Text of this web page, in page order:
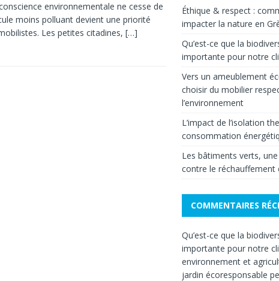
environnementale ne cesse de
moins polluant devient une priorité
Les petites citadines, […]
Éthique & respect :
impacter la nature en
Qu’est-ce que la
importante pour notre
Vers un ameublement
choisir du mobilier
l’environnement
L’impact de l’isolation
consommation
Les bâtiments verts,
contre le réchauffement
COMMENTAIRES
Qu’est-ce que la
importante pour notre
environnement et
jardin écoresponsable